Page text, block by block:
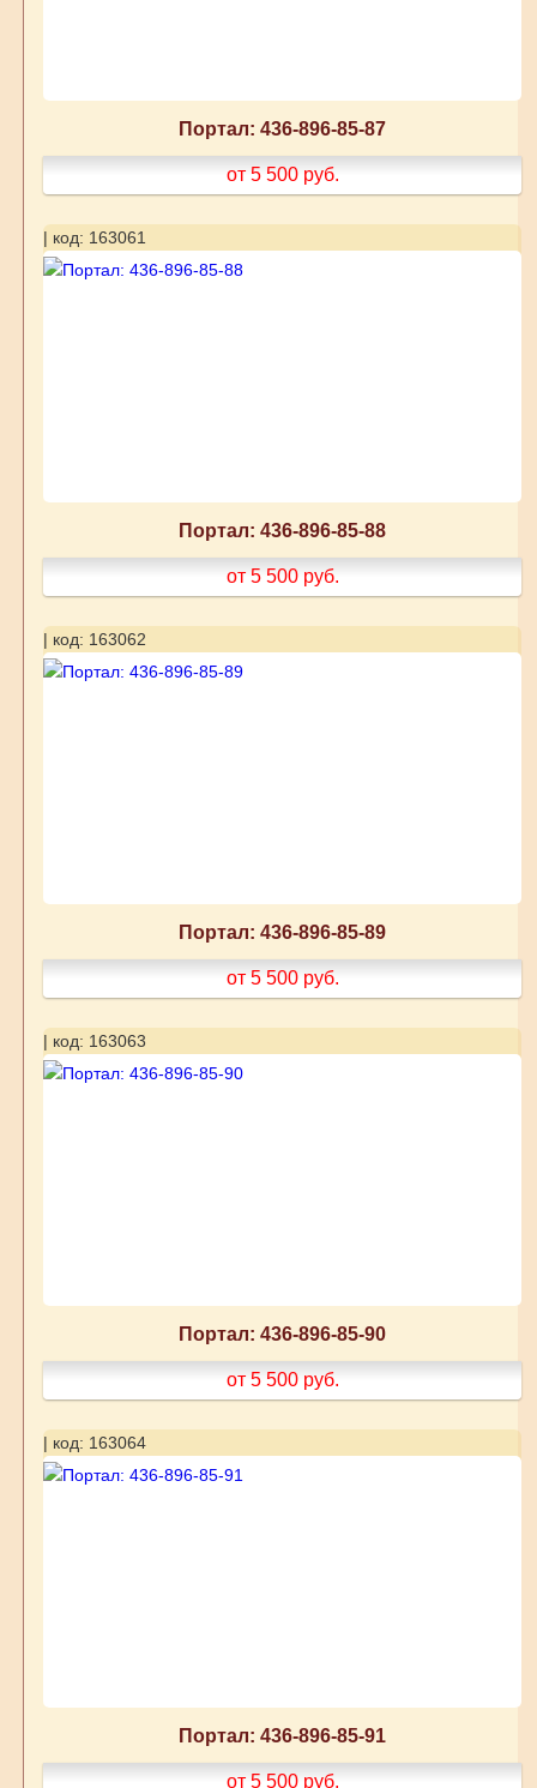
Портал: 436-896-85-87
от 5 500 руб.
| код: 163061
Портал: 436-896-85-88
от 5 500 руб.
| код: 163062
Портал: 436-896-85-89
от 5 500 руб.
| код: 163063
Портал: 436-896-85-90
от 5 500 руб.
| код: 163064
Портал: 436-896-85-91
от 5 500 руб.